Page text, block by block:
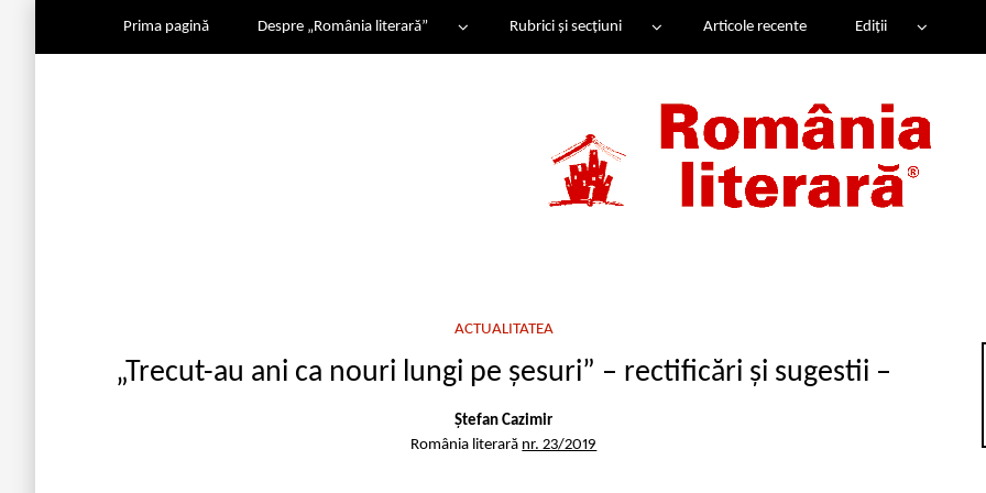
Prima pagină Despre „România literară” Rubrici și secțiuni Articole recente Ediții
ACTUALITATEA
„Trecut-au ani ca nouri lungi pe șesuri” – rectificări și sugestii –
Ștefan Cazimir
România literară nr. 23/2019